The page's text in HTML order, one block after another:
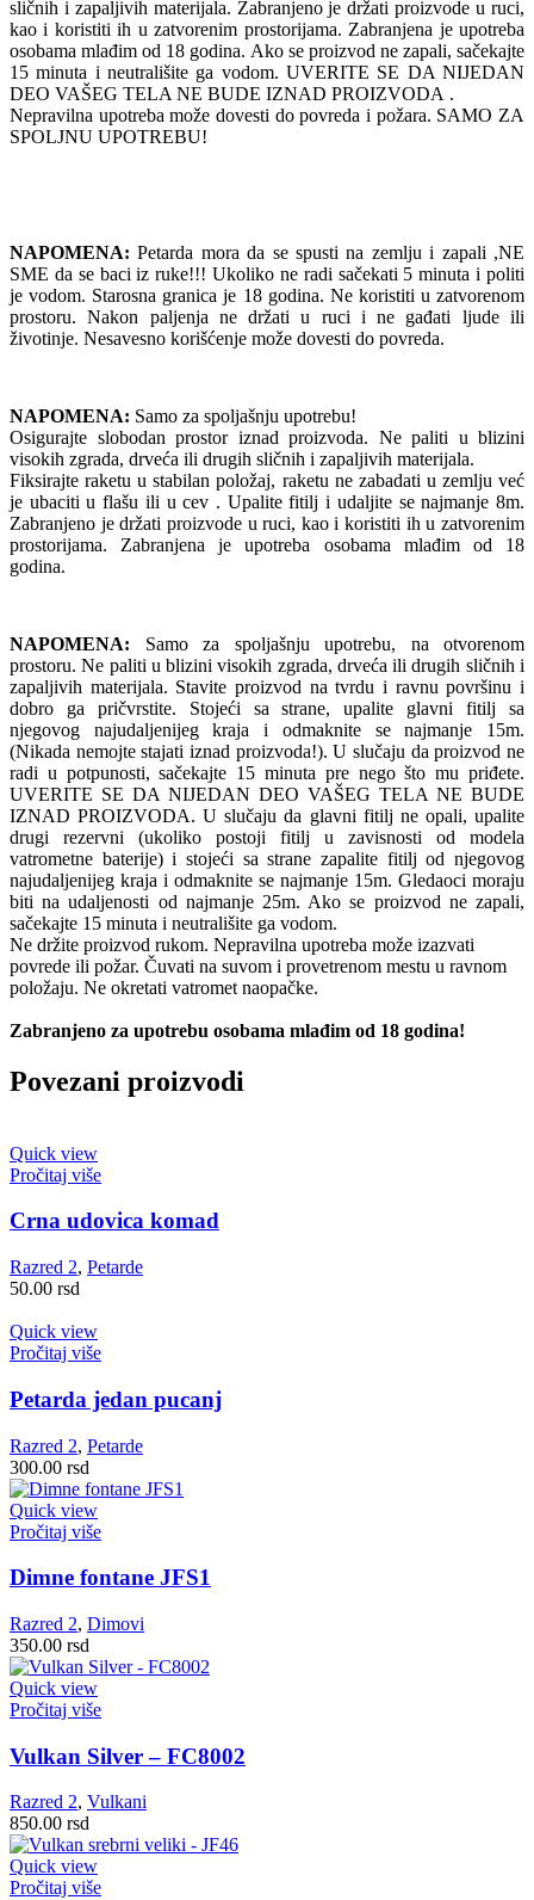
sličnih i zapaljivih materijala. Zabranjeno je držati proizvode u ruci,
kao i koristiti ih u zatvorenim prostorijama. Zabranjena je upotreba
osobama mlađim od 18 godina. Ako se proizvod ne zapali, sačekajte
15 minuta i neutrališite ga vodom. UVERITE SE DA NIJEDAN
DEO VAŠEG TELA NE BUDE IZNAD PROIZVODA .
Nepravilna upotreba može dovesti do povreda i požara. SAMO ZA
SPOLJNU UPOTREBU!
NAPOMENA: Petarda mora da se spusti na zemlju i zapali ,NE
SME da se baci iz ruke!!! Ukoliko ne radi sačekati 5 minuta i politi
je vodom. Starosna granica je 18 godina. Ne koristiti u zatvorenom
prostoru. Nakon paljenja ne držati u ruci i ne gađati ljude ili
životinje. Nesavesno korišćenje može dovesti do povreda.
NAPOMENA: Samo za spoljašnju upotrebu!
Osigurajte slobodan prostor iznad proizvoda. Ne paliti u blizini
visokih zgrada, drveća ili drugih sličnih i zapaljivih materijala.
Fiksirajte raketu u stabilan položaj, raketu ne zabadati u zemlju već
je ubaciti u flašu ili u cev . Upalite fitilj i udaljite se najmanje 8m.
Zabranjeno je držati proizvode u ruci, kao i koristiti ih u zatvorenim
prostorijama. Zabranjena je upotreba osobama mlađim od 18
godina.
NAPOMENA: Samo za spoljašnju upotrebu, na otvorenom
prostoru. Ne paliti u blizini visokih zgrada, drveća ili drugih sličnih i
zapaljivih materijala. Stavite proizvod na tvrdu i ravnu površinu i
dobro ga pričvrstite. Stojeći sa strane, upalite glavni fitilj sa
njegovog najudaljenijeg kraja i odmaknite se najmanje 15m.
(Nikada nemojte stajati iznad proizvoda!). U slučaju da proizvod ne
radi u potpunosti, sačekajte 15 minuta pre nego što mu priđete.
UVERITE SE DA NIJEDAN DEO VAŠEG TELA NE BUDE
IZNAD PROIZVODA. U slučaju da glavni fitilj ne opali, upalite
drugi rezervni (ukoliko postoji fitilj u zavisnosti od modela
vatrometne baterije) i stojeći sa strane zapalite fitilj od njegovog
najudaljenijeg kraja i odmaknite se najmanje 15m. Gledaoci moraju
biti na udaljenosti od najmanje 25m. Ako se proizvod ne zapali,
sačekajte 15 minuta i neutrališite ga vodom.
Ne držite proizvod rukom. Nepravilna upotreba može izazvati
povrede ili požar. Čuvati na suvom i provetrenom mestu u ravnom
položaju. Ne okretati vatromet naopačke.
Zabranjeno za upotrebu osobama mlađim od 18 godina!
Povezani proizvodi
Quick view
Pročitaj više
Crna udovica komad
Razred 2, Petarde
50.00 rsd
Quick view
Pročitaj više
Petarda jedan pucanj
Razred 2, Petarde
300.00 rsd
Quick view
Pročitaj više
Dimne fontane JFS1
Razred 2, Dimovi
350.00 rsd
Quick view
Pročitaj više
Vulkan Silver – FC8002
Razred 2, Vulkani
850.00 rsd
Quick view
Pročitaj više